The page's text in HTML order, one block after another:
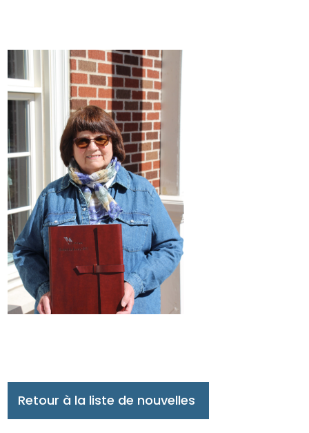
Retour à la liste de nouvelles